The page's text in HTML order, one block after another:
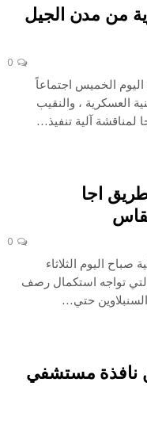
من مدن الجيل
الخميس اجتماعاً
العسكرية ، والنقيب
لمناقشة آلية تنفيذ…
اجا
اليوم الثلاثاء
تواجه استكمال رصف
نافذة مستشفي